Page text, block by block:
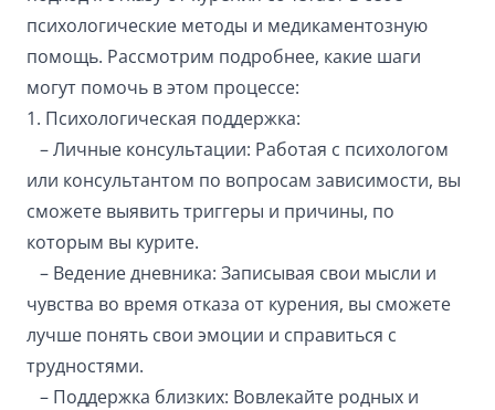
психологические методы и медикаментозную
помощь. Рассмотрим подробнее, какие шаги
могут помочь в этом процессе:
1. Психологическая поддержка:
– Личные консультации: Работая с психологом
или консультантом по вопросам зависимости, вы
сможете выявить триггеры и причины, по
которым вы курите.
– Ведение дневника: Записывая свои мысли и
чувства во время отказа от курения, вы сможете
лучше понять свои эмоции и справиться с
трудностями.
– Поддержка близких: Вовлекайте родных и